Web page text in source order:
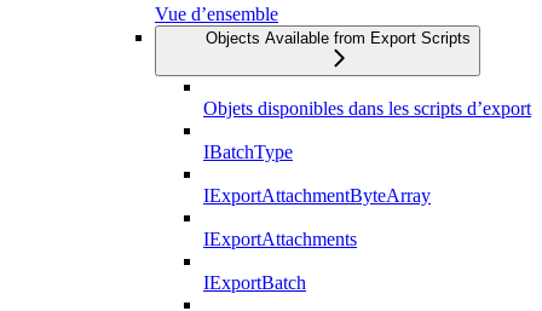
Vue d’ensemble
Objects Available from Export Scripts
Objets disponibles dans les scripts d’export
IBatchType
IExportAttachmentByteArray
IExportAttachments
IExportBatch